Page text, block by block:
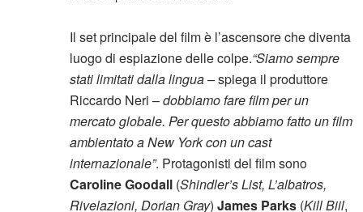
Il set principale del film è l’ascensore che diventa
luogo di espiazione delle colpe.“Siamo sempre
stati limitati dalla lingua –spiega il produttore
Riccardo Neri –dobbiamo fare film per un
mercato globale. Per questo abbiamo fatto un film
ambientato a New York con un cast
internazionale”. Protagonisti del film sono
Caroline Goodall(Shindler’s List, L’albatros,
Rivelazioni, Dorian Gray) James Parks(Kill Biil,